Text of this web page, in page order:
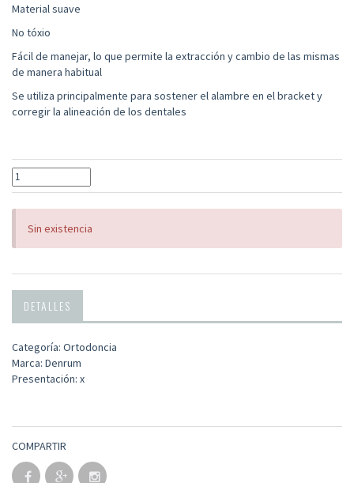
Material suave
No tóxio
Fácil de manejar, lo que permite la extracción y cambio de las mismas
de manera habitual
Se utiliza principalmente para sostener el alambre en el bracket y
corregir la alineación de los dentales
Sin existencia
DETALLES
Categoría: Ortodoncia
Marca: Denrum
Presentación: x
COMPARTIR